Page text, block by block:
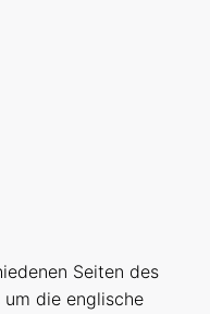
Seiten des
die englische